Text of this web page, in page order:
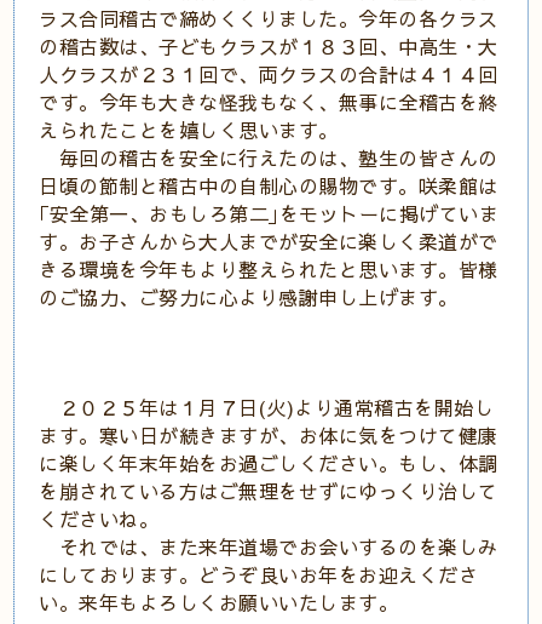
ラス合同稽古で締めくくりました。今年の各クラス
の稽古数は、子どもクラスが１８３回、中高生・大
人クラスが２３１回で、両クラスの合計は４１４回
です。今年も大きな怪我もなく、無事に全稽古を終
えられたことを嬉しく思います。
毎回の稽古を安全に行えたのは、塾生の皆さんの
日頃の節制と稽古中の自制心の賜物です。咲柔館は
｢安全第一、おもしろ第二｣をモットーに掲げていま
す。お子さんから大人までが安全に楽しく柔道がで
きる環境を今年もより整えられたと思います。皆様
のご協力、ご努力に心より感謝申し上げます。
２０２５年は１月７日(火)より通常稽古を開始し
ます。寒い日が続きますが、お体に気をつけて健康
に楽しく年末年始をお過ごしください。もし、体調
を崩されている方はご無理をせずにゆっくり治して
くださいね。
それでは、また来年道場でお会いするのを楽しみ
にしております。どうぞ良いお年をお迎えくださ
い。来年もよろしくお願いいたします。